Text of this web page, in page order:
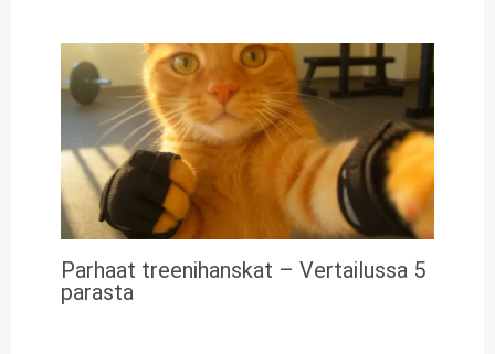
Parhaat treenihanskat – Vertailussa 5
parasta